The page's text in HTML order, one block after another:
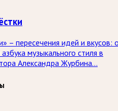
– пересечения идей и вкусов:
музыкального стиля в
Александра Журбина…